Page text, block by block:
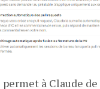
à Claude